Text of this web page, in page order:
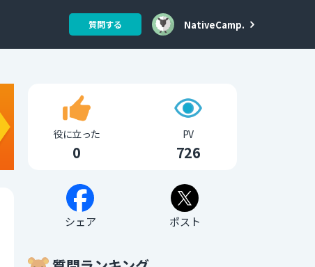
質問する NativeCamp.
役に立った
0
PV
726
シェア ポスト